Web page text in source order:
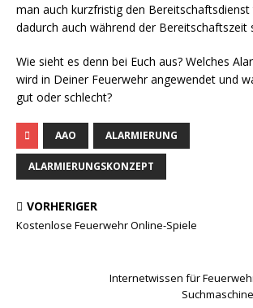
man auch kurzfristig den
dadurch auch während der Bereitschaftszeit
Wie sieht es denn bei Euch aus? Welches
wird in Deiner Feuerwehr angewendet und
gut oder schlecht?
AAO ALARMIERUNG
ALARMIERUNGSKONZEPT
VORHERIGER
Kostenlose Feuerwehr Online-Spiele
Internetwissen für